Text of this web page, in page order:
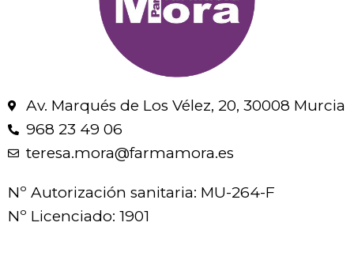
Av. Marqués de Los Vélez, 20, 30008 Murcia
968 23 49 06
teresa.mora@farmamora.es
Nº Autorización sanitaria: MU-264-F
Nº Licenciado: 1901